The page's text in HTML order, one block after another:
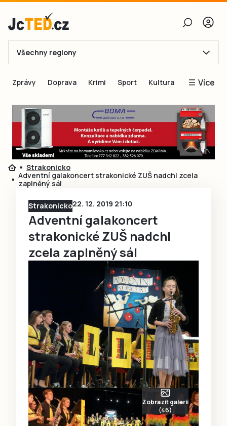
E-mail
Obnovit heslo
Přihlásit se
Přihlásit se přes Facebook
Ještě nemám účet, chci se
Všechny regiony
Zprávy Doprava Krimi Sport Kultura Více
Blogy
Inspirace
Čtenáři píší
Speciální přílohy
Strakonicko
Adventní galakoncert strakonické ZUŠ nadchl zcela
zaplněný sál
Strakonicko22. 12. 2019 21:10
Adventní galakoncert
strakonické ZUŠ nadchl
zcela zaplněný sál
Zobrazit galerii
(46)